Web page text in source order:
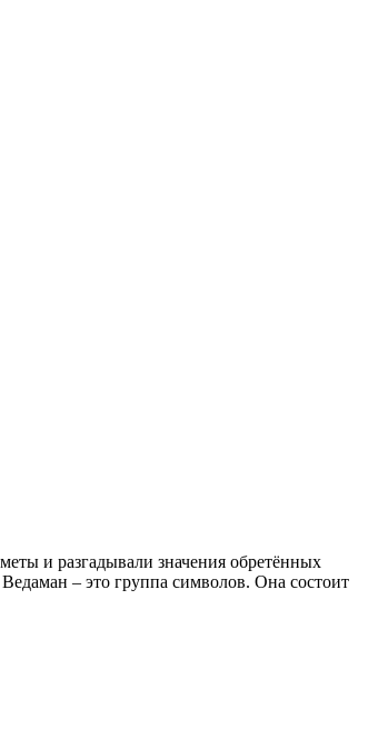
и разгадывали значения обретённых
– это группа символов. Она состоит